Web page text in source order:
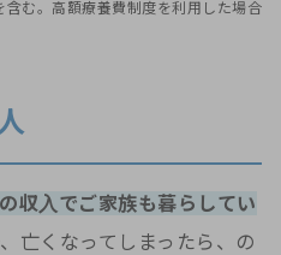
む。高額療養費制度を利用した場合
収入でご家族も暮らしてい
亡くなってしまったら、の